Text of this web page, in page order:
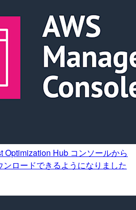
Optimization Hub コンソールから
ロードできるようになりました